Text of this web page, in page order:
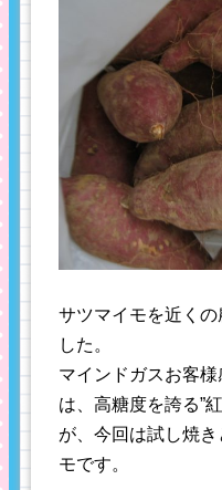
サツマイモを近く
した。
マインドガスお客
は、高糖度を誇る”
が、今回は試し焼
モです。